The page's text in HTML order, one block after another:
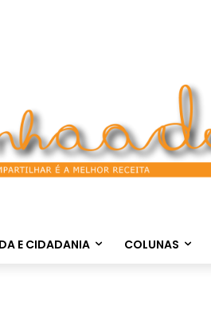
E CIDADANIA COLUNAS